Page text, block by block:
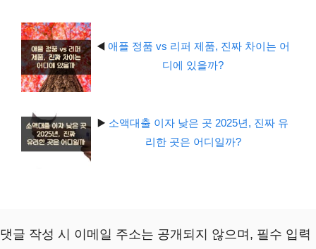
◀️ 애플 정품 vs 리퍼 제품, 진짜 차이는 어
디에 있을까?
▶️ 소액대출 이자 낮은 곳 2025년, 진짜 유
리한 곳은 어디일까?
댓글 작성 시 이메일 주소는 공개되지 않으며, 필수 입력